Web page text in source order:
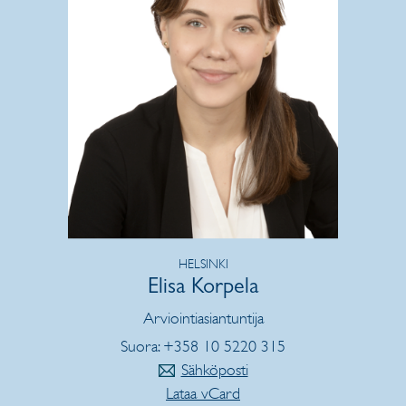
HELSINKI
Elisa Korpela
Arviointiasiantuntija
Suora: +358 10 5220 315
Sähköposti
Lataa vCard